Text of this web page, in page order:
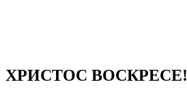
ХРИСТОС ВОСКРЕСЕ!